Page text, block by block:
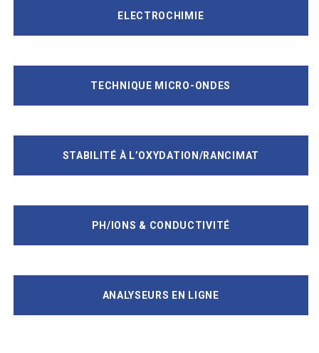
ELECTROCHIMIE
TECHNIQUE MICRO-ONDES
STABILITÉ À L’OXYDATION/RANCIMAT
PH/IONS & CONDUCTIVITÉ
ANALYSEURS EN LIGNE